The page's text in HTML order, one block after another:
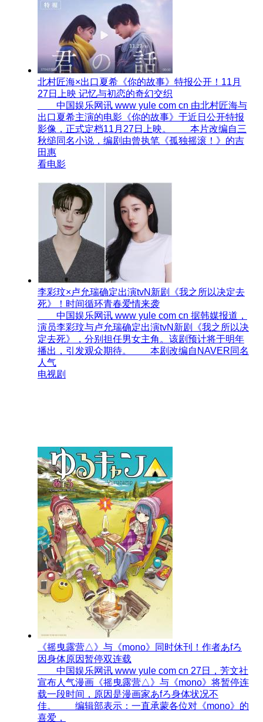
北村匠海×出口夏希《你的故事》特报公开！11月
27日上映 记忆与初恋的奇幻交织
中国娱乐网讯 www yule com cn 由北村匠海与
出口夏希主演的电影《你的故事》于近日公开特报
影像，正式定档11月27日上映。 本片改编自三
秋缒同名小说，编剧由曾执笔《孤独摇滚！》的吉
田惠
看电影
李彩玟×卢允瑞确定出演tvN新剧《我之所以决定去
死》！时间循环青春爱情来袭
中国娱乐网讯 www yule com cn 据韩媒报道，
演员李彩玟与卢允瑞确定出演tvN新剧《我之所以决
定去死》，分别担任男女主角。该剧预计将于明年
播出，引发观众期待。 本剧改编自NAVER同名
人气
电视剧
《摇曳露营△》与《mono》同时休刊！作者あfろ
因身体原因暂停双连载
中国娱乐网讯 www yule com cn 27日，芳文社
宣布人气漫画《摇曳露营△》与《mono》将暂停连
载一段时间，原因是漫画家あfろ身体状况不
佳。 编辑部表示：一直承蒙各位对《mono》的
喜爱，